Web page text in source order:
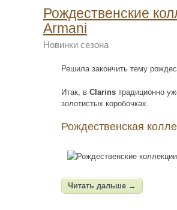
Рождественские
Armani
Новинки сезона
Решила закончить тему
Итак, в Clarins традиционно
золотистых коробочках.
Рождественская
Читать дальше →